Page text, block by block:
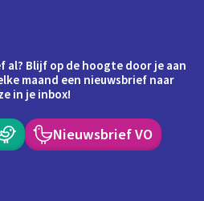
al? Blijf op de hoogte door je aan
maand een nieuwsbrief naar
in je inbox!
Nieuwsbrief VO